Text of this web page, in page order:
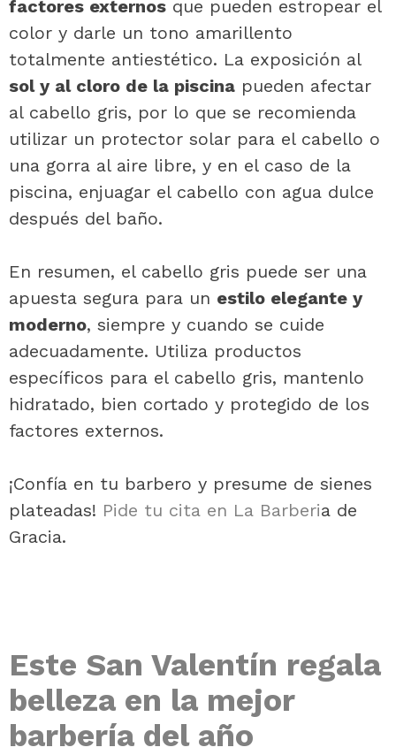
factores externos que pueden estropear el
color y darle un tono amarillento
totalmente antiestético. La exposición al
sol y al cloro de la piscina pueden afectar
al cabello gris, por lo que se recomienda
utilizar un protector solar para el cabello o
una gorra al aire libre, y en el caso de la
piscina, enjuagar el cabello con agua dulce
después del baño.
En resumen, el cabello gris puede ser una
apuesta segura para un estilo elegante y
moderno, siempre y cuando se cuide
adecuadamente. Utiliza productos
específicos para el cabello gris, mantenlo
hidratado, bien cortado y protegido de los
factores externos.
¡Confía en tu barbero y presume de sienes
plateadas! Pide tu cita en La Barberia de
Gracia.
Este San Valentín regala
belleza en la mejor
barbería del año